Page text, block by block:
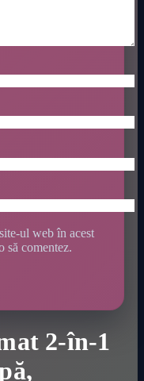
ul web în acest
să comentez.
2-în-1